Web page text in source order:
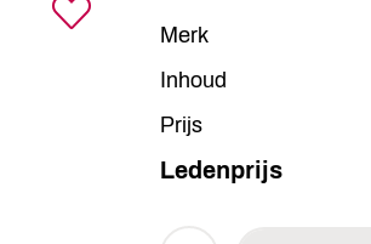
Merk
Inhoud
Prijs
Ledenprijs